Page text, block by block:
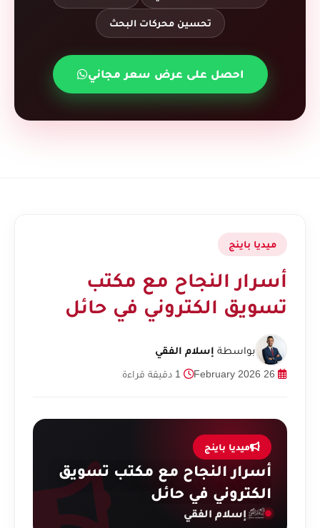
تحسين محركات البحث
احصل على عرض سعر مجاني
ميديا باينج
أسرار النجاح مع مكتب
تسويق الكتروني في حائل
بواسطة إسلام الفقي
ميديا باينج
أسرار النجاح مع مكتب تسويق
الكتروني في حائل
إسلام الفقي